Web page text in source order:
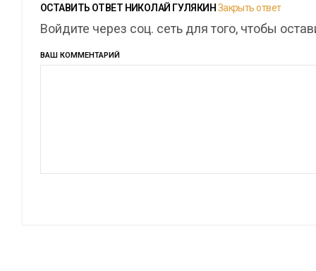
ОСТАВИТЬ ОТВЕТ НИКОЛАЙ ГУЛЯКИН Закрыть ответ
Войдите через соц. сеть для того, чтобы
ВАШ КОММЕНТАРИЙ